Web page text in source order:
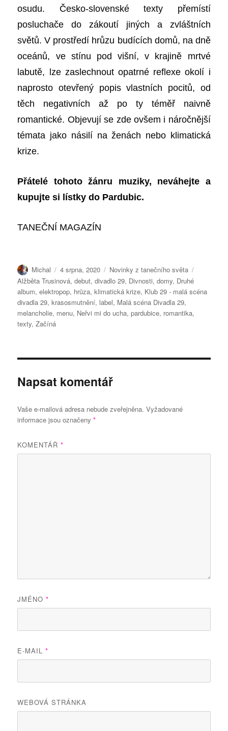
osudu. Česko-slovenské texty přemístí
posluchače do zákoutí jiných a zvláštních
světů. V prostředí hrůzu budících domů, na dně
oceánů, ve stínu pod višní, v krajině mrtvé
labutě, lze zaslechnout opatrné reflexe okolí i
naprosto otevřený popis vlastních pocitů, od
těch negativních až po ty téměř naivně
romantické. Objevují se zde ovšem i náročnější
témata jako násilí na ženách nebo klimatická
krize.
Přátelé tohoto žánru muziky, neváhejte a
kupujte si lístky do Pardubic.
TANEČNÍ MAGAZÍN
Autor:
Michal Publikováno:
4 srpna, 2020 Rubriky:
Novinky z tanečního světa
Alžběta Trusinová,debut,divadlo 29, Divnosti,domy, Druhé
album,elektropop, hrůza,klimatická krize, Klub 29 - malá scéna
divadla 29,krasosmutnění, label, Malá scéna Divadla 29,
melancholie, menu, Neřvi mi do ucha,pardubice, romantika,
texty,Začíná
Napsat komentář
Vaše e-mailová adresa nebude zveřejněna. Vyžadované
informace jsou označeny*
KOMENTÁŘ*
JMÉNO*
E-MAIL*
WEBOVÁ STRÁNKA